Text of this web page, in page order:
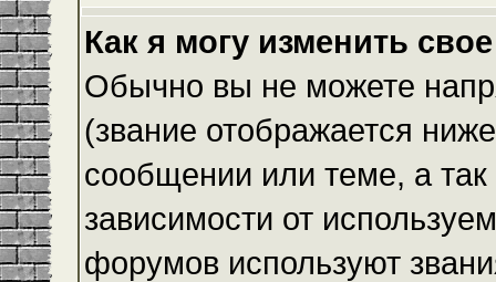
Как я могу изменить
Обычно вы не можете
(звание отображается
сообщении или теме, а
зависимости от
форумов используют